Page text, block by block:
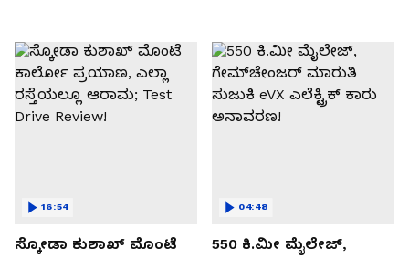
ಸ್ಕೋಡಾ ಕುಶಾಖ್ ಮೊಂಟೆ
16:54
550 ಕಿ.ಮೀ ಮೈಲೇಜ್,
04:48